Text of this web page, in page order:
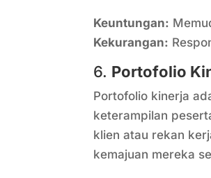
Keuntungan:
Kekurangan:
6. Portofolio
Portofolio kinerja
keterampilan
klien atau rekan
kemajuan mereka